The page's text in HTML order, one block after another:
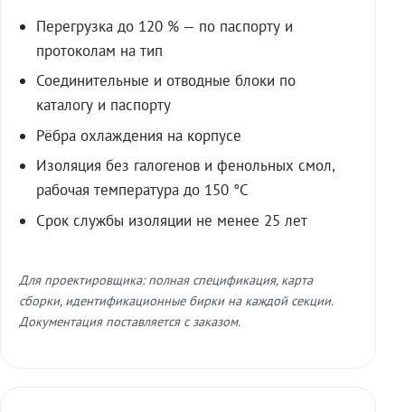
Перегрузка до 120 % — по паспорту и
протоколам на тип
Соединительные и отводные блоки по
каталогу и паспорту
Рёбра охлаждения на корпусе
Изоляция без галогенов и фенольных смол,
рабочая температура до 150 °C
Срок службы изоляции не менее 25 лет
Для проектировщика: полная спецификация, карта
сборки, идентификационные бирки на каждой секции.
Документация поставляется с заказом.